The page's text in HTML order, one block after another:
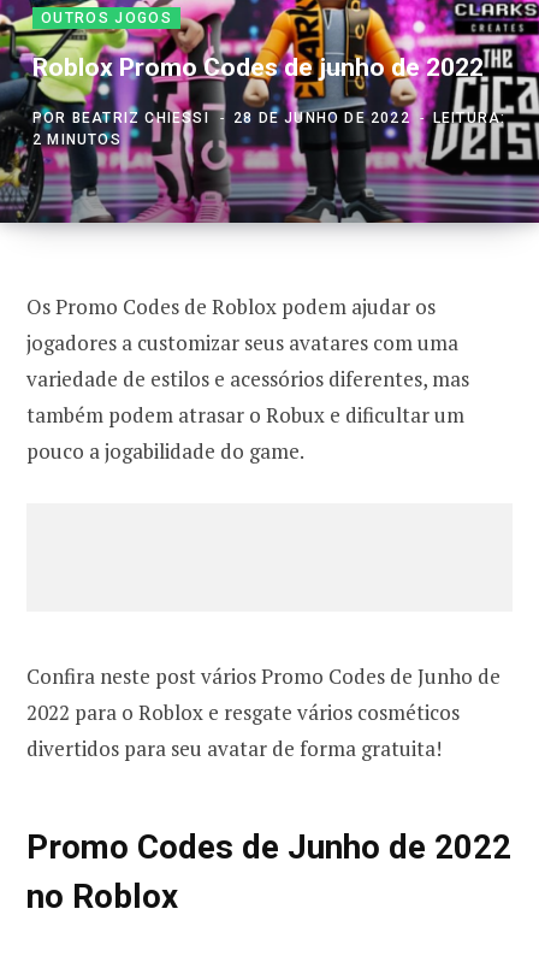
OUTROS JOGOS
Roblox Promo Codes de junho de 2022
POR BEATRIZ CHIESSI 28 DE JUNHO DE 2022
LEITURA:
2 MINUTOS
Os Promo Codes de Roblox podem ajudar os
jogadores a customizar seus avatares com uma
variedade de estilos e acessórios diferentes, mas
também podem atrasar o Robux e dificultar um
pouco a jogabilidade do game.
Confira neste post vários Promo Codes de Junho de
2022 para o Roblox e resgate vários cosméticos
divertidos para seu avatar de forma gratuita!
Promo Codes de Junho de 2022
no Roblox